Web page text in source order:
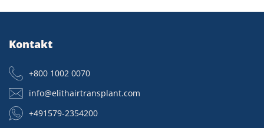
Kontakt
+800 1002 0070
info@elithairtransplant.com
+491579-2354200